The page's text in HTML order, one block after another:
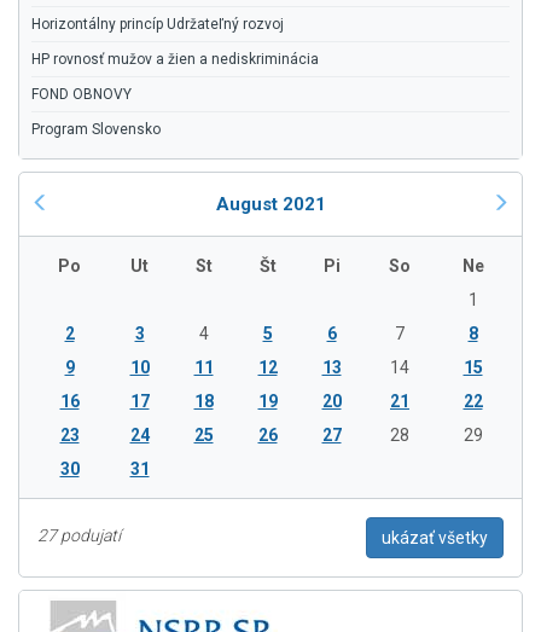
Horizontálny princíp Udržateľný rozvoj
HP rovnosť mužov a žien a nediskriminácia
FOND OBNOVY
Program Slovensko
August 2021
Po Ut St Št Pi So
Ne
1
2
3 4 5 6 7
8
9
10 11 12 13 14
15
16
17 18 19 20 21
22
23
24 25 26 27 28
29
30
31
27 podujatí ukázať všetky